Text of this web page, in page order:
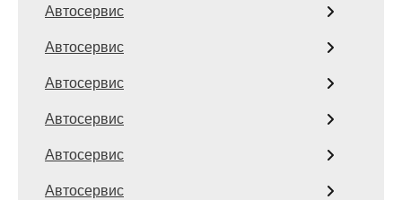
Автосервис
Автосервис
Автосервис
Автосервис
Автосервис
Автосервис